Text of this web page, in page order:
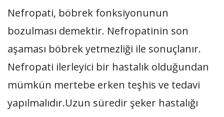
Nefropati, böbrek fonksiyonunun
bozulması demektir. Nefropatinin son
aşaması böbrek yetmezliği ile sonuçlanır.
Nefropati ilerleyici bir hastalık olduğundan
mümkün mertebe erken teşhis ve tedavi
yapılmalıdır.Uzun süredir şeker hastalığı